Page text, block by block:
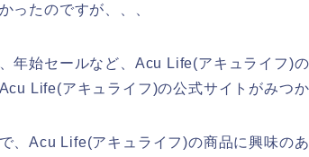
ったのですが、、、
年始セールなど、Acu Life(アキュライフ)
Life(アキュライフ)の公式サイトがみつ
、Acu Life(アキュライフ)の商品に興味の